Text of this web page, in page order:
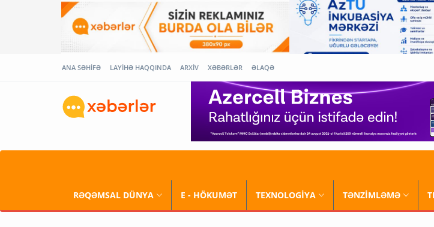
ANA SƏHİFƏ LAYİHƏ HAQQINDA ARXİV XƏBƏRLƏR ƏLAQƏ
RƏQƏMSAL DÜNYA E - HÖKUMƏT TEXNOLOGİYA TƏNZİMLƏMƏ